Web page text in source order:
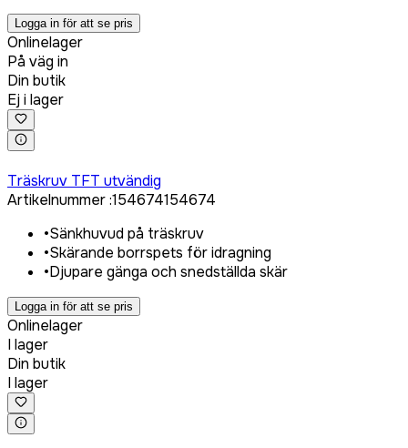
Logga in för att se pris
Onlinelager
På väg in
Din butik
Ej i lager
Träskruv TFT utvändig
Artikelnummer:154674154674
•Sänkhuvud på träskruv
•Skärande borrspets för idragning
•Djupare gänga och snedställda skär
Logga in för att se pris
Onlinelager
I lager
Din butik
I lager